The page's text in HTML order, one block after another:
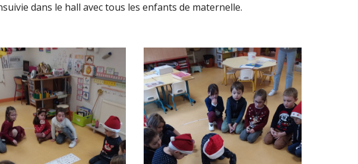
dans le hall avec tous les enfants de maternelle.